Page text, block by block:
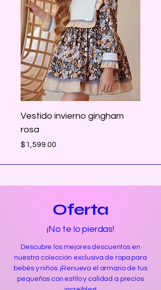
Vestido invierno gingham
rosa
Precio
$1,599.00
Oferta
¡No te lo pierdas!
Descubre los mejores descuentos en
nuestra colección exclusiva de ropa para
bebés y niños. ¡Renueva el armario de tus
pequeños con estilo y calidad a precios